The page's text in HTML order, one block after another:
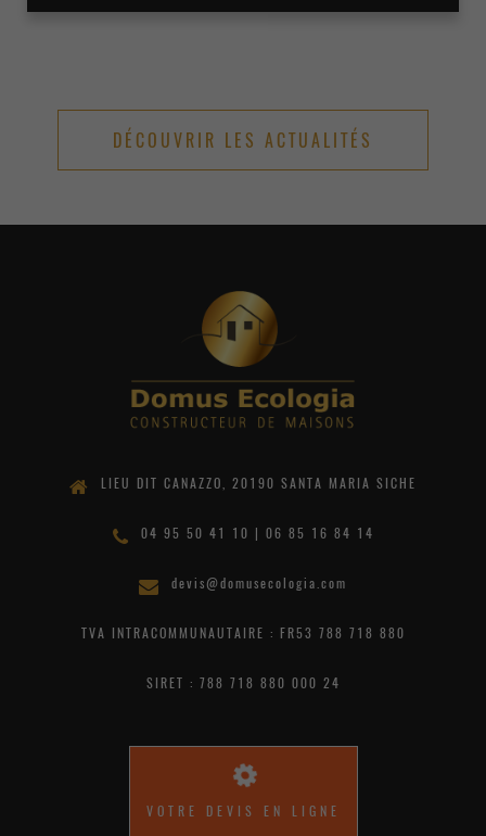
DÉCOUVRIR LES ACTUALITÉS
LIEU DIT CANAZZO, 20190 SANTA MARIA SICHE
04 95 50 41 10 | 06 85 16 84 14
devis@domusecologia.com
TVA INTRACOMMUNAUTAIRE : FR53 788 718 880
SIRET : 788 718 880 000 24
VOTRE DEVIS EN LIGNE